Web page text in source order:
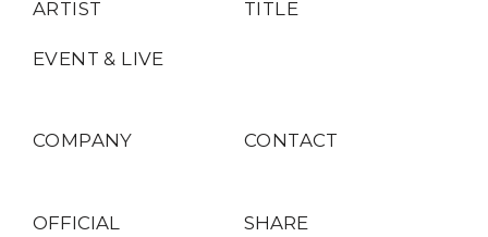
ARTIST TITLE
EVENT & LIVE
COMPANY CONTACT
OFFICIAL SHARE